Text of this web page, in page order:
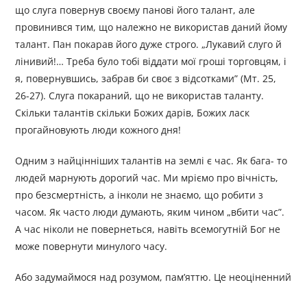
що слуга повернув своєму панові його талант, але
провинився тим, що належно не використав даний йому
талант. Пан покарав його дуже строго. „Лукавий слуго й
лінивий!… Треба було тобі віддати мої гроші торговцям, і
я, повернувшись, забрав би своє з відсотками” (Мт. 25,
26-27). Слуга покараний, що не використав таланту.
Скільки талантів скільки Божих дарів, Божих ласк
прогайновують люди кожного дня!
Одним з найцінніших талантів на землі є час. Як бага- то
людей марнують дорогий час. Ми мріємо про вічність,
про безсмертність, а інколи не знаємо, що робити з
часом. Як часто люди думають, яким чином „вбити час”.
А час ніколи не повернеться, навіть всемогутній Бог не
може повернути минулого часу.
Або задумаймося над розумом, пам’яттю. Це неоціненний